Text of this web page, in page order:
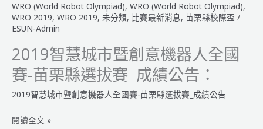
人
新
校
際
盃
得
名
WRO (World Robot Olympiad), WRO (World Robot Olympiad),
WRO 2019, WRO 2019, 未分類, 比賽最新消息, 苗栗縣校際盃 /
ESUN-Admin
2019智慧城市暨創意機器人全國
賽-苗栗縣選拔賽 成績公告：
2019智慧城市暨創意機器人全國賽-苗栗縣選拔賽_成績公告
2019
閱讀全文 »